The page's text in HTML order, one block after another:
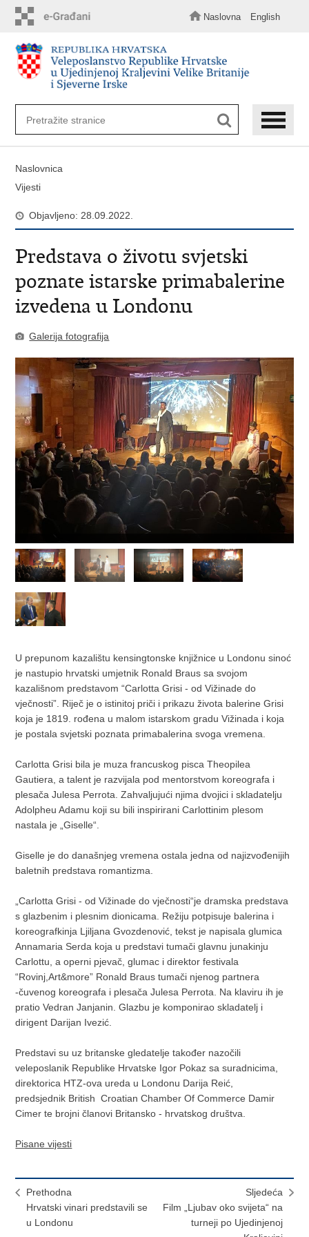
sadržaj
Naslovna English
Naslovnica
Vijesti
Objavljeno: 28.09.2022.
Predstava o životu svjetski
poznate istarske primabalerine
izvedena u Londonu
Galerija fotografija
U prepunom kazalištu kensingtonske knjižnice u Londonu sinoć
je nastupio hrvatski umjetnik Ronald Braus sa svojom
kazališnom predstavom “Carlotta Grisi - od Vižinade do
vječnosti”. Riječ je o istinitoj priči i prikazu života balerine Grisi
koja je 1819. rođena u malom istarskom gradu Vižinada i koja
je postala svjetski poznata primabalerina svoga vremena.
Carlotta Grisi bila je muza francuskog pisca Theopilea
Gautiera, a talent je razvijala pod mentorstvom koreografa i
plesača Julesa Perrota. Zahvaljujući njima dvojici i skladatelju
Adolpheu Adamu koji su bili inspirirani Carlottinim plesom
nastala je „Giselle“.
Giselle je do današnjeg vremena ostala jedna od najizvođenijih
baletnih predstava romantizma.
„Carlotta Grisi - od Vižinade do vječnosti“je dramska predstava
s glazbenim i plesnim dionicama. Režiju potpisuje balerina i
koreografkinja Ljiljana Gvozdenović, tekst je napisala glumica
Annamaria Serda koja u predstavi tumači glavnu junakinju
Carlottu, a operni pjevač, glumac i direktor festivala
“Rovinj,Art&more” Ronald Braus tumači njenog partnera
-čuvenog koreografa i plesača Julesa Perrota. Na klaviru ih je
pratio Vedran Janjanin. Glazbu je komponirao skladatelj i
dirigent Darijan Ivezić.
Predstavi su uz britanske gledatelje također nazočili
veleposlanik Republike Hrvatske Igor Pokaz sa suradnicima,
direktorica HTZ-ova ureda u Londonu Darija Reić,
predsjednik British Croatian Chamber Of Commerce Damir
Cimer te brojni članovi Britansko - hrvatskog društva.
Pisane vijesti
Prethodna
Hrvatski vinari predstavili se
u Londonu
Sljedeća
Film „Ljubav oko svijeta“ na
turneji po Ujedinjenoj